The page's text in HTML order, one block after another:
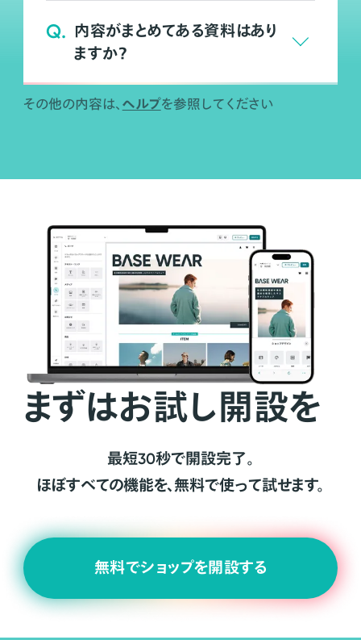
Q. 内容がまとめてある資料はあり
ますか？
その他の内容は、 ヘルプを参照してください
まずはお試し開設を
最短30秒で開設完了。
ほぼすべての機能を、無料で使って試せます。
無料でショップを開設する